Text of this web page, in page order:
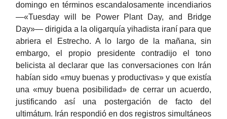
domingo en términos escandalosamente incendiarios
—«Tuesday will be Power Plant Day, and Bridge
Day»— dirigida a la oligarquía yihadista iraní para que
abriera el Estrecho. A lo largo de la mañana, sin
embargo, el propio presidente contradijo el tono
belicista al declarar que las conversaciones con Irán
habían sido «muy buenas y productivas» y que existía
una «muy buena posibilidad» de cerrar un acuerdo,
justificando así una postergación de facto del
ultimátum. Irán respondió en dos registros simultáneos